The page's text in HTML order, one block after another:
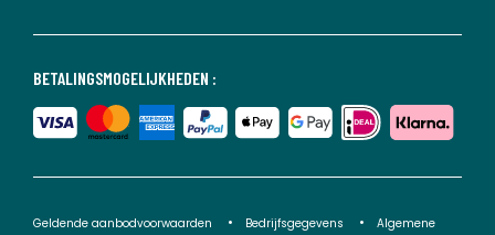
BETALINGSMOGELIJKHEDEN :
Geldende aanbodvoorwaarden Bedrijfsgegevens Algemene